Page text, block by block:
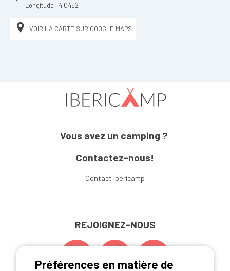
Longitude : 4,0452
VOIR LA CARTE SUR GOOGLE MAPS
Vous avez un camping ?
Contactez-nous!
Contact Ibericamp
REJOIGNEZ-NOUS
Préférences en matière de